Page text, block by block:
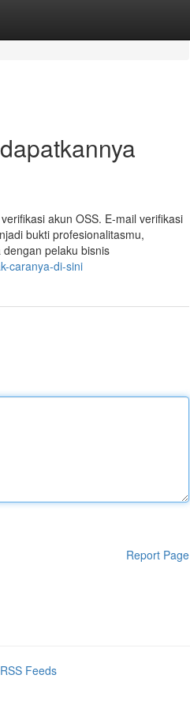
akun OSS. E-mail verifikasi
bukti profesionalitasmu,
pelaku bisnis
caranya-di-sini
Report Page
Feeds